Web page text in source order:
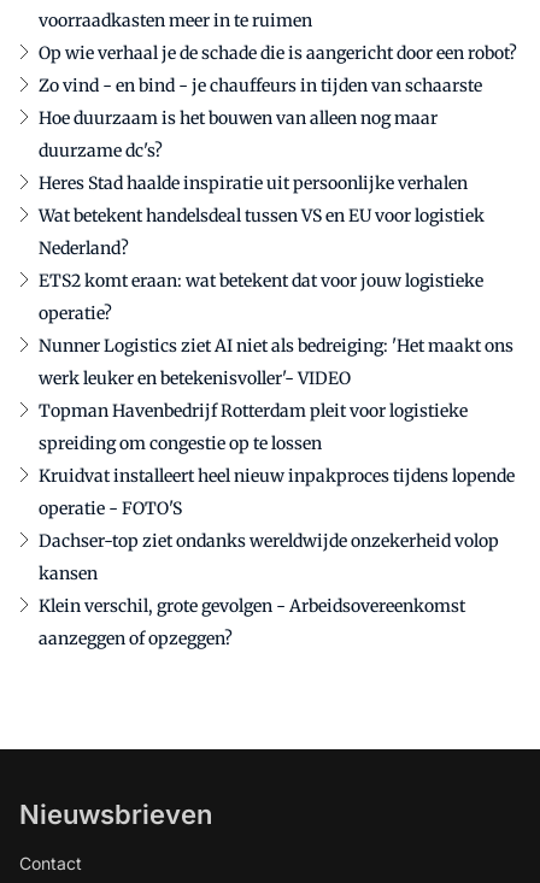
voorraadkasten meer in te ruimen
Op wie verhaal je de schade die is aangericht door een robot?
Zo vind - en bind - je chauffeurs in tijden van schaarste
Hoe duurzaam is het bouwen van alleen nog maar
duurzame dc's?
Heres Stad haalde inspiratie uit persoonlijke verhalen
Wat betekent handelsdeal tussen VS en EU voor logistiek
Nederland?
ETS2 komt eraan: wat betekent dat voor jouw logistieke
operatie?
Nunner Logistics ziet AI niet als bedreiging: 'Het maakt ons
werk leuker en betekenisvoller'- VIDEO
Topman Havenbedrijf Rotterdam pleit voor logistieke
spreiding om congestie op te lossen
Kruidvat installeert heel nieuw inpakproces tijdens lopende
operatie - FOTO'S
Dachser-top ziet ondanks wereldwijde onzekerheid volop
kansen
Klein verschil, grote gevolgen - Arbeidsovereenkomst
aanzeggen of opzeggen?
Nieuwsbrieven
Contact